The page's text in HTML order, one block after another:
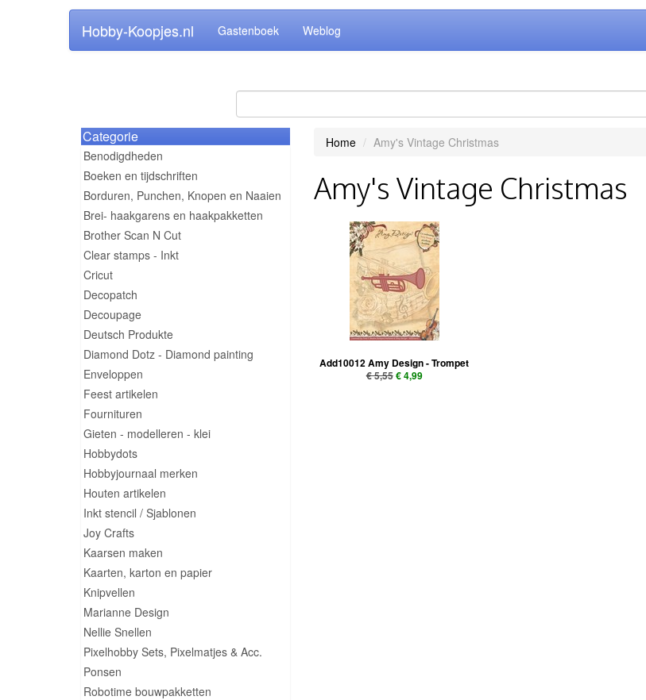
Hobby-Koopjes.nl Gastenboek Weblog
Categorie
Benodigdheden
Boeken en tijdschriften
Borduren, Punchen, Knopen en Naaien
Brei- haakgarens en haakpakketten
Brother Scan N Cut
Clear stamps - Inkt
Cricut
Decopatch
Decoupage
Deutsch Produkte
Diamond Dotz - Diamond painting
Enveloppen
Feest artikelen
Fournituren
Gieten - modelleren - klei
Hobbydots
Hobbyjournaal merken
Houten artikelen
Inkt stencil / Sjablonen
Joy Crafts
Kaarsen maken
Kaarten, karton en papier
Knipvellen
Marianne Design
Nellie Snellen
Pixelhobby Sets, Pixelmatjes & Acc.
Ponsen
Robotime bouwpakketten
Home Amy's Vintage Christmas
Amy's Vintage Christmas
Add10012 Amy Design - Trompet
€ 5,55€ 4,99